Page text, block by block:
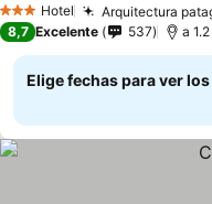
3 Estrellas
Hotel Arquitectura
8,7 Excelente 537 a
Elige fechas para ver